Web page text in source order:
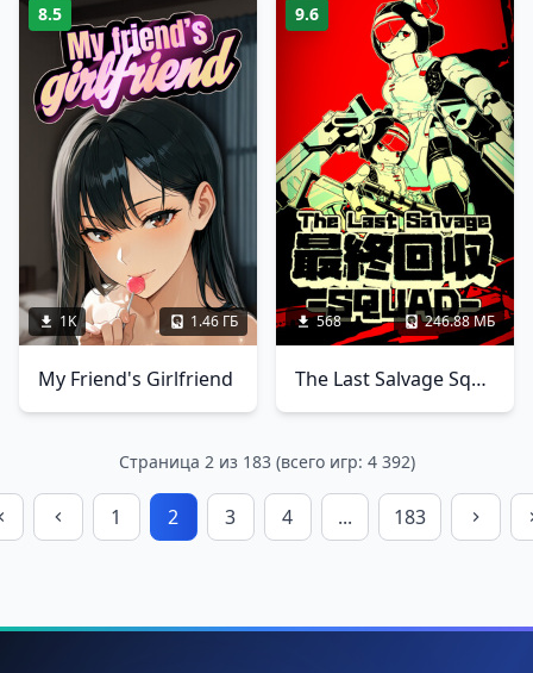
8.5
1K 1.46 ГБ
My Friend's Girlfriend
9.6
568 246.88 МБ
The Last Salvage Squad
Страница 2 из 183 (всего игр: 4 392)
1 2 3 4 ... 183